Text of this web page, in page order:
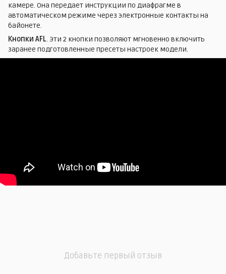
камере. Она передает инструкции по диафрагме в
автоматическом режиме через электронные контакты на
байонете.
Кнопки AFL. Эти 2 кнопки позволяют мгновенно включить
заранее подготовленные пресеты настроек модели.
Добавьте первый отзыв